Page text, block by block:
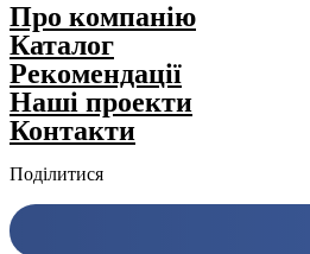
Про компанію
Каталог
Рекомендації
Нашi проекти
Контакти
Поділитися